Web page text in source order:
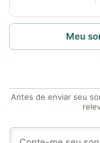
Meu
Antes de enviar seu